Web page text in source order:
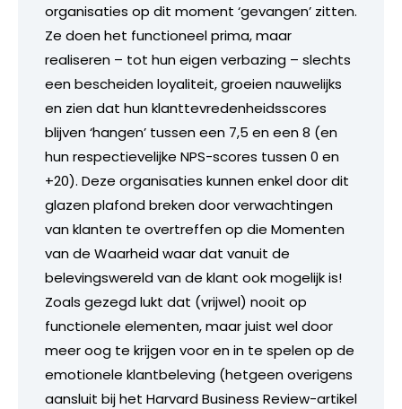
organisaties op dit moment ‘gevangen’ zitten.
Ze doen het functioneel prima, maar
realiseren – tot hun eigen verbazing – slechts
een bescheiden loyaliteit, groeien nauwelijks
en zien dat hun klanttevredenheidsscores
blijven ‘hangen’ tussen een 7,5 en een 8 (en
hun respectievelijke NPS-scores tussen 0 en
+20). Deze organisaties kunnen enkel door dit
glazen plafond breken door verwachtingen
van klanten te overtreffen op die Momenten
van de Waarheid waar dat vanuit de
belevingswereld van de klant ook mogelijk is!
Zoals gezegd lukt dat (vrijwel) nooit op
functionele elementen, maar juist wel door
meer oog te krijgen voor en in te spelen op de
emotionele klantbeleving (hetgeen overigens
aansluit bij het Harvard Business Review-artikel